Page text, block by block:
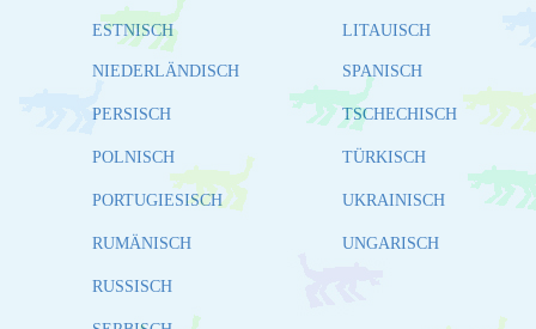
ESTNISCH LITAUISCH
NIEDERLÄNDISCH
PERSISCH
POLNISCH
PORTUGIESISCH
RUMÄNISCH
RUSSISCH
SPANISCH
TSCHECHISCH
TÜRKISCH
UKRAINISCH
UNGARISCH